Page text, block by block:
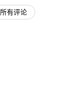
所有评论